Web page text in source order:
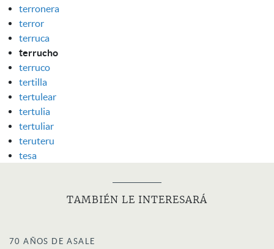
terronera
terror
terruca
terrucho
terruco
tertilla
tertulear
tertulia
tertuliar
teruteru
tesa
TAMBIÉN LE INTERESARÁ
70 AÑOS DE ASALE